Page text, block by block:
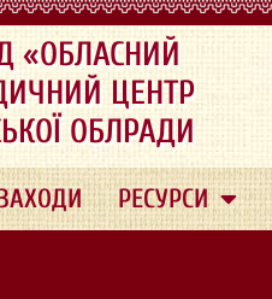
«ОБЛАСНИЙ
ЦЕНТР
ОБЛРАДИ
РЕСУРСИ